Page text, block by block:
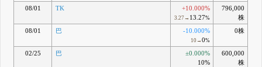
08/01
TK +10.000%
3.27→ 13.27%
796,000
株
08/01
巴 -10.000%
10→ 0%
0株
02/25 巴
±0.000%
10%
600,000
株